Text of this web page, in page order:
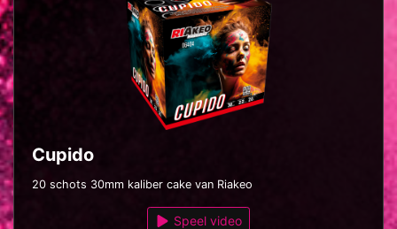
Cupido
20 schots 30mm kaliber cake van Riakeo
Speel video